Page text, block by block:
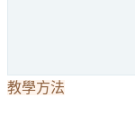
教學方法